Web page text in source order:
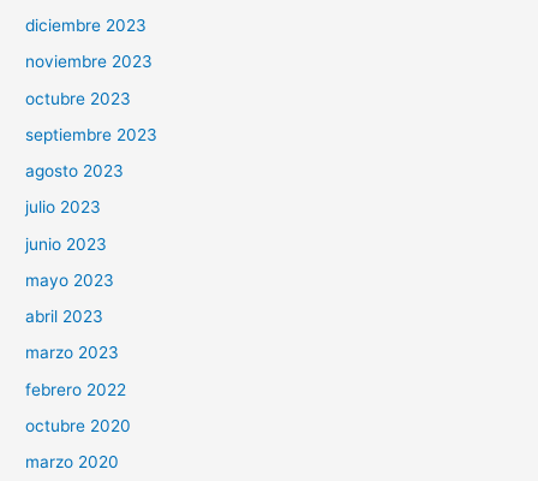
diciembre 2023
noviembre 2023
octubre 2023
septiembre 2023
agosto 2023
julio 2023
junio 2023
mayo 2023
abril 2023
marzo 2023
febrero 2022
octubre 2020
marzo 2020